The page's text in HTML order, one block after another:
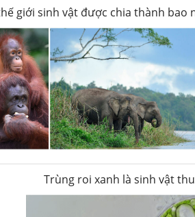
giới sinh vật được chia thành bao
Trùng roi xanh là sinh vật